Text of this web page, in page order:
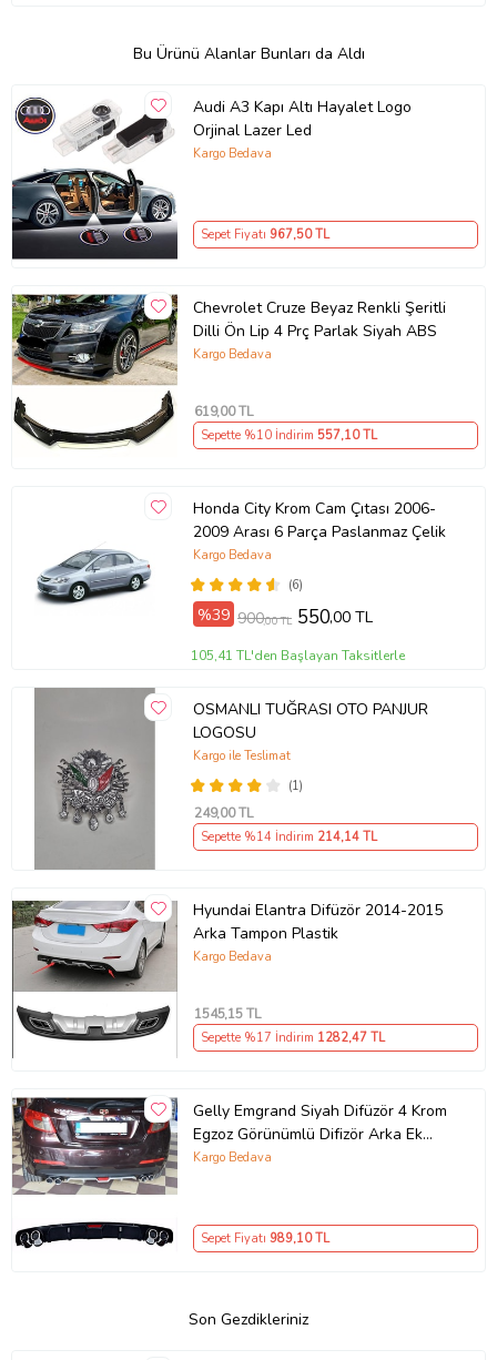
Bu Ürünü Alanlar Bunları da Aldı
Audi A3 Kapı Altı Hayalet Logo
Orjinal Lazer Led
Kargo Bedava
Sepet Fiyatı 967,50 TL
Chevrolet Cruze Beyaz Renkli Şeritli
Dilli Ön Lip 4 Prç Parlak Siyah ABS
Kargo Bedava
619,00 TL
Sepette %10 İndirim 557,10 TL
Honda City Krom Cam Çıtası 2006-
2009 Arası 6 Parça Paslanmaz Çelik
(6)
Kargo Bedava
%39 900,00 TL 550,00 TL
105,41 TL'den Başlayan Taksitlerle
OSMANLI TUĞRASI OTO PANJUR
LOGOSU
(1)
Kargo ile Teslimat
249,00 TL
Sepette %14 İndirim 214,14 TL
Hyundai Elantra Difüzör 2014-2015
Arka Tampon Plastik
Kargo Bedava
1545,15 TL
Sepette %17 İndirim 1282,47 TL
Gelly Emgrand Siyah Difüzör 4 Krom
Egzoz Görünümlü Difizör Arka Ek
Body Kit
Kargo Bedava
Sepet Fiyatı 989,10 TL
Son Gezdikleriniz